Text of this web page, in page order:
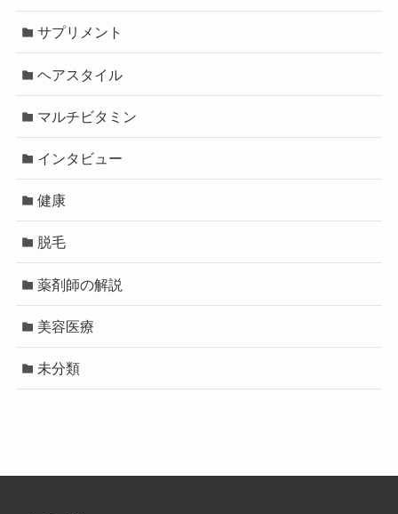
サプリメント
ヘアスタイル
マルチビタミン
インタビュー
健康
脱毛
薬剤師の解説
美容医療
未分類